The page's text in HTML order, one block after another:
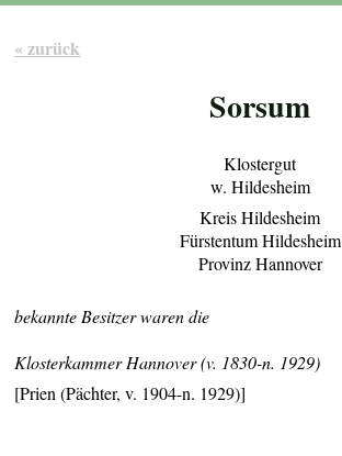
« zurück
Sorsum
Klostergut
w. Hildesheim
Kreis Hildesheim
Fürstentum Hildesheim
Provinz Hannover
bekannte Besitzer waren die
Klosterkammer Hannover (v. 1830-n. 1929)
[Prien (Pächter, v. 1904-n. 1929)]